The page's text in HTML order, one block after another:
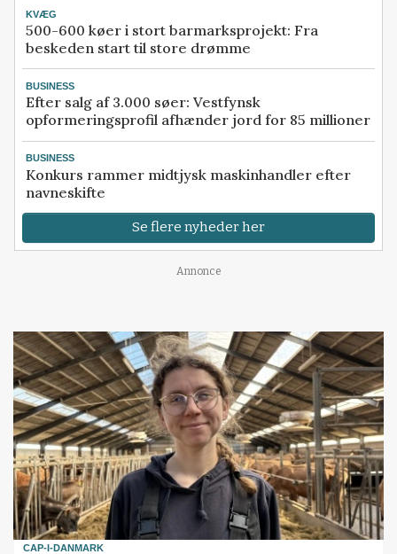
KVÆG
500-600 køer i stort barmarksprojekt: Fra
beskeden start til store drømme
BUSINESS
Efter salg af 3.000 søer: Vestfynsk
opformeringsprofil afhænder jord for 85 millioner
BUSINESS
Konkurs rammer midtjysk maskinhandler efter
navneskifte
Se flere nyheder her
Annonce
CAP-I-DANMARK